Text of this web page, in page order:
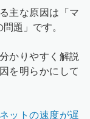
主な原因は「マ
題」です。
かりやすく解説
を明らかにして
ネットの速度が遅